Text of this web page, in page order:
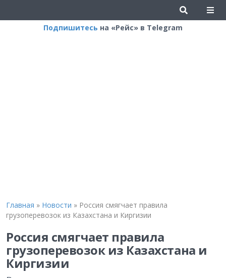
Подпишитесь на «Рейс» в Telegram
Главная » Новости » Россия смягчает правила
грузоперевозок из Казахстана и Киргизии
Россия смягчает правила
грузоперевозок из Казахстана и
Киргизии